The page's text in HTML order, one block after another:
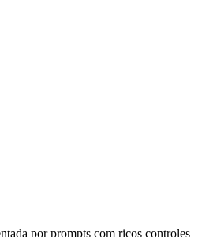
por prompts com ricos controles